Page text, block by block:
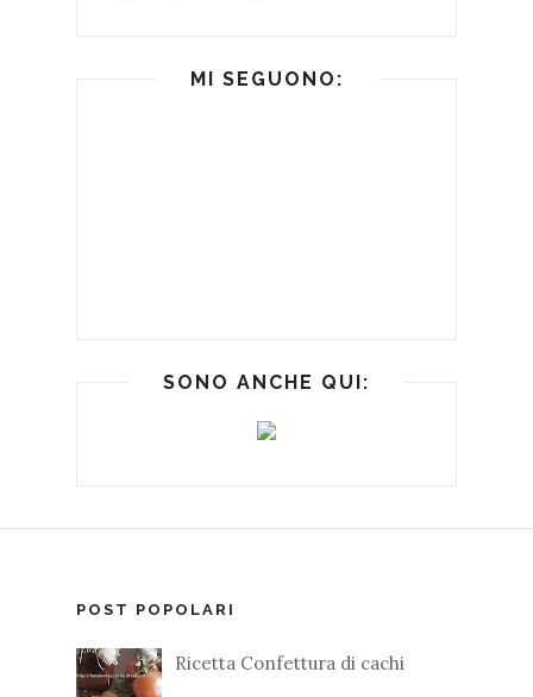
MI SEGUONO:
SONO ANCHE QUI:
POST POPOLARI
Ricetta Confettura di cachi